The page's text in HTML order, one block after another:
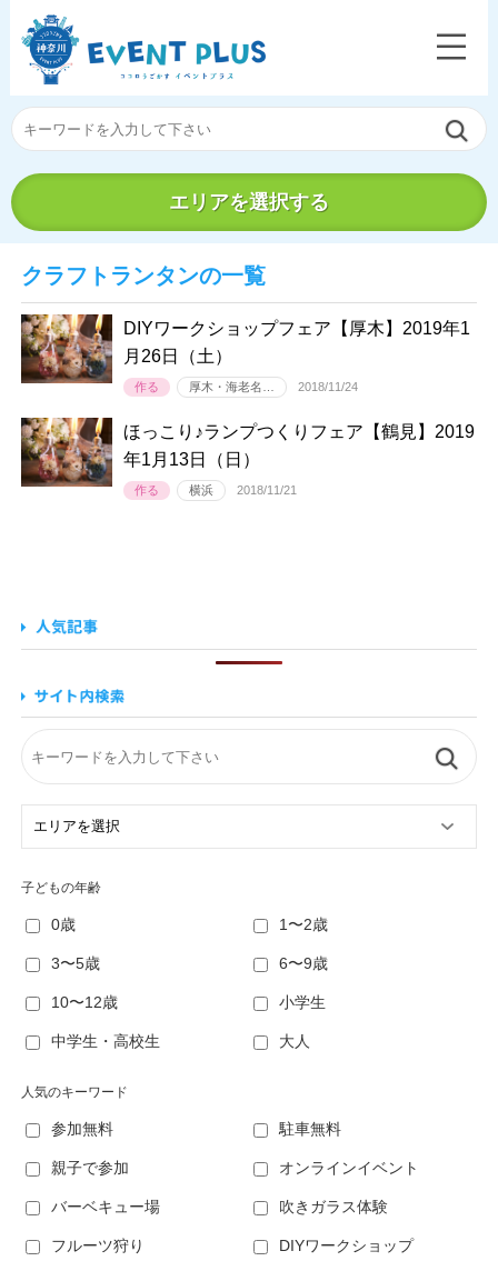
エリアを選択する
クラフトランタンの一覧
DIYワークショップフェア【厚木】2019年1
月26日（土）
作る 厚木・海老名… 2018/11/24
ほっこり♪ランプつくりフェア【鶴見】2019
年1月13日（日）
作る 横浜 2018/11/21
子どもの年齢
0歳 1〜2歳
3〜5歳 6〜9歳
10〜12歳 小学生
中学生・高校生 大人
人気のキーワード
参加無料 駐車無料
親子で参加 オンラインイベント
バーベキュー場 吹きガラス体験
フルーツ狩り DIYワークショップ